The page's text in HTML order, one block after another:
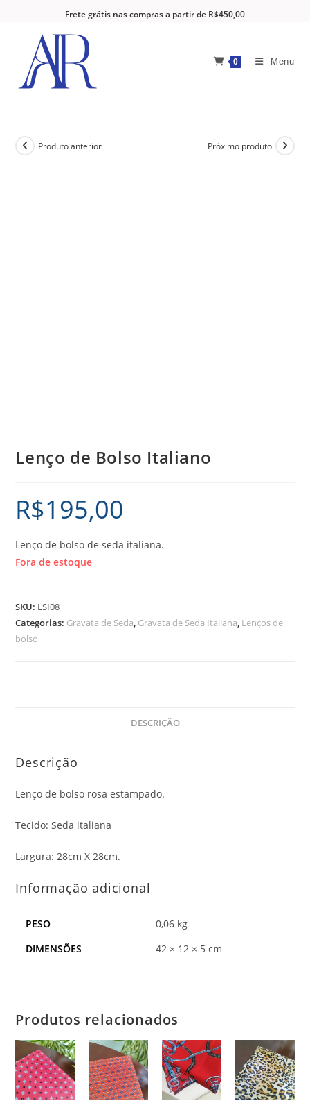
Frete grátis nas compras a partir de R$450,00
0 Menu
Produto anterior Próximo produto
Lenço de Bolso Italiano
R$195,00
Lenço de bolso de seda italiana.
Fora de estoque
SKU: LSI08
Categorias: Gravata de Seda, Gravata de Seda Italiana, Lenços de
bolso
DESCRIÇÃO
Descrição
Lenço de bolso rosa estampado.
Tecido: Seda italiana
Largura: 28cm X 28cm.
Informação adicional
PESO
0,06 kg
DIMENSÕES
42 × 12 × 5 cm
Produtos relacionados